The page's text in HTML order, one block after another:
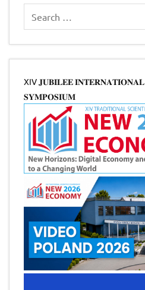
XIV 𝐉𝐔𝐁𝐈𝐋𝐄𝐄 𝐈𝐍𝐓𝐄𝐑𝐍𝐀𝐓𝐈𝐎𝐍𝐀𝐋
𝐒𝐘𝐌𝐏𝐎𝐒𝐈𝐔𝐌